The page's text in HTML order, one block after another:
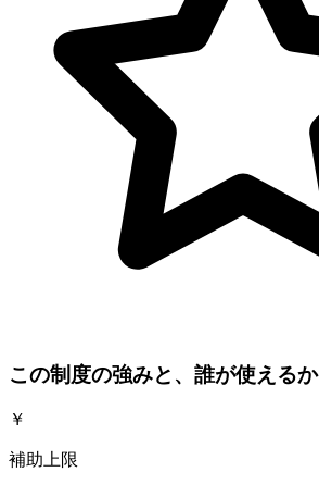
この制度の強みと、誰が使えるか
￥
補助上限